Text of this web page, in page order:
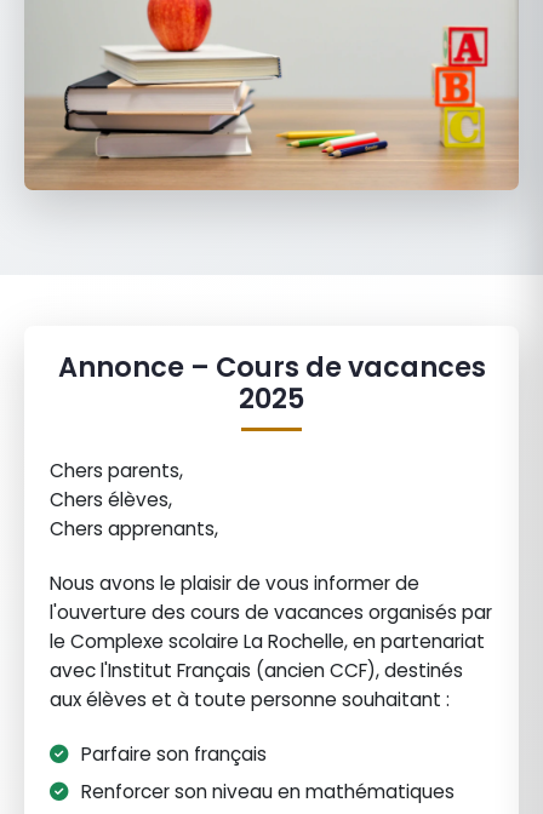
Annonce – Cours de vacances
2025
Chers parents,
Chers élèves,
Chers apprenants,
Nous avons le plaisir de vous informer de
l'ouverture des cours de vacances organisés par
le Complexe scolaire La Rochelle, en partenariat
avec l'Institut Français (ancien CCF), destinés
aux élèves et à toute personne souhaitant :
Parfaire son français
Renforcer son niveau en mathématiques